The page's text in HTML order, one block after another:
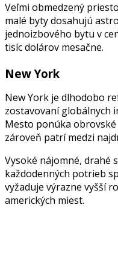
Veľmi obmedzený
malé byty dosahujú
jednoizbového bytu v
tisíc dolárov mesačne.
New York
New York je dlhodobo
zostavovaní globálnych
Mesto ponúka
zároveň patrí medzi
Vysoké nájomné, drahé
každodenných potrieb
vyžaduje výrazne vyšší
amerických miest.